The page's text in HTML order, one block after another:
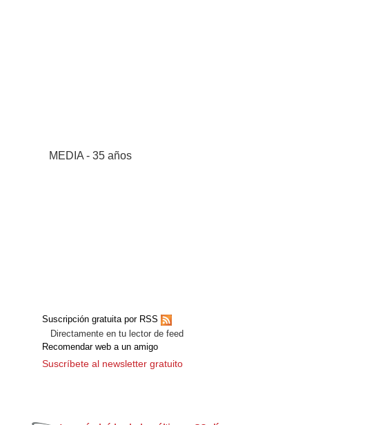
MEDIA - 35 años
Suscripción gratuita por RSS
Directamente en tu lector de feed
Recomendar web a un amigo
Suscríbete al newsletter gratuito